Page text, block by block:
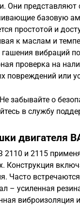
Они представляют
базовую
простотой и
к маслам и
гашения вибраций
проверка на
повреждений или
забывайте о
в службу
двигателя
2110 и 2115
Конструкция
Часто
– усиленная
виброизоляция